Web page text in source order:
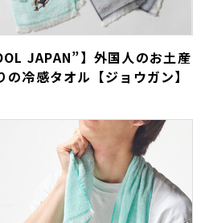
JAPAN”】外国人のお土産
冷感タオル【ジョウガン】